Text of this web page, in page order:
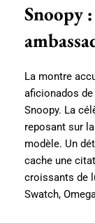
Snoopy
La montre
aficionados de
Snoopy. La
reposant sur
modèle. Un
cache une
croissants de
Swatch,